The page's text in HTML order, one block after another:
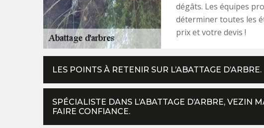
dégâts. Les équipes
déterminer toutes les
prix et votre devis !
LES POINTS À RETENIR SUR L’ABATTAGE D’ARBRE.
SPÉCIALISTE DANS L’ABATTAGE D’ARBRE, VEZIN
FAIRE CONFIANCE.